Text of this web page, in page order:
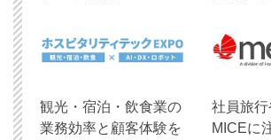
観光・宿泊・飲食業の
業務効率と顧客体験を
社員旅
MICEに